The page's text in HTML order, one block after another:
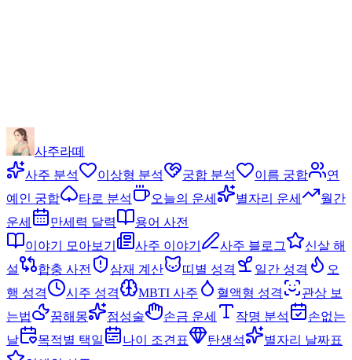
사주라떼
사주 분석
이상형 분석 궁합 분석 이름 궁합
연
예인 궁합
타로 분석 오늘의 운세 별자리 운세
월간
운세
만세력 달력
용어 사전
이야기 모아보기
사주 이야기 사주 블로그
신살 해
설
합충 사전 삼재 계산 띠별 성격 일간 성격
오
행 성격
시주 성격 MBTI 사주 혈액형 성격
관상 보
는법
꿈해몽 점성술 손금 운세 작명 분석
손없는
날
목적별 택일 나이 조견표 탄생석
별자리 날짜표